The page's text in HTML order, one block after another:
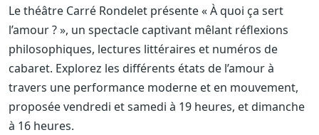
Le théâtre Carré Rondelet présente « À quoi ça sert
l’amour ? », un spectacle captivant mêlant réflexions
philosophiques, lectures littéraires et numéros de
cabaret. Explorez les différents états de l’amour à
travers une performance moderne et en mouvement,
proposée vendredi et samedi à 19 heures, et dimanche
à 16 heures.